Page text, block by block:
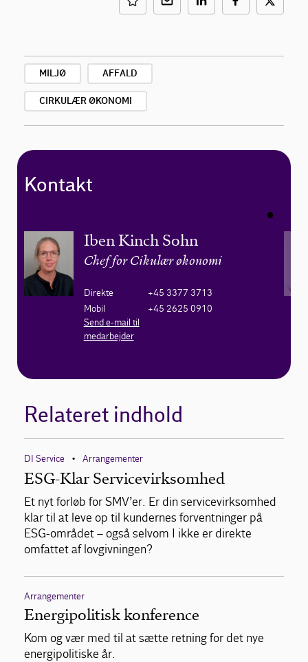
MILJØ AFFALD
CIRKULÆR ØKONOMI
Kontakt
Iben Kinch Sohn
Chef for Cikulær økonomi
Direkte
+45 3377 3713
Mobil
+45 2625 0910
Send e-mail til
medarbejder
Relateret indhold
DI Service • Arrangementer
ESG-Klar Servicevirksomhed
Et nyt forløb for SMV’er. Er din servicevirksomhed
klar til at leve op til kundernes forventninger på
ESG-området – også selvom I ikke er direkte
omfattet af lovgivningen?
Arrangementer
Energipolitisk konference
Kom og vær med til at sætte retning for det nye
energipolitiske år.